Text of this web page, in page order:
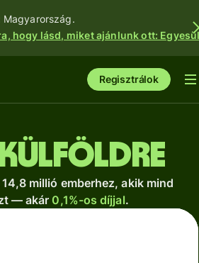
Magyarország.
hogy lásd, miket ajánlunk ott:
Regisztrálok
külföldre
millió emberhez, akik mind
— akár 0,1%-os díjjal.